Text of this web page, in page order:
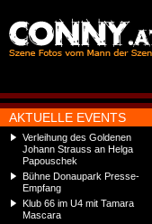
AKTUELLE EVENTS
Verleihung des Goldenen
Johann Strauss an Helga
Papouschek
Bühne Donaupark Presse-
Empfang
Klub 66 im U4 mit Tamara
Mascara